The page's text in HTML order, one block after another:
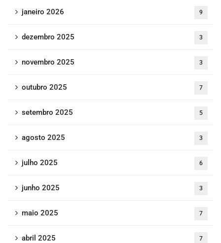
janeiro 2026 9
dezembro 2025 3
novembro 2025 3
outubro 2025 7
setembro 2025 5
agosto 2025 3
julho 2025 6
junho 2025 3
maio 2025 7
abril 2025 7